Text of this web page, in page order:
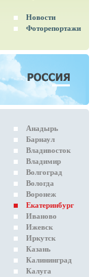
Новости
Фоторепортажи
Анадырь
Барнаул
Владивосток
Владимир
Волгоград
Вологда
Воронеж
Екатеринбург
Иваново
Ижевск
Иркутск
Казань
Калининград
Калуга